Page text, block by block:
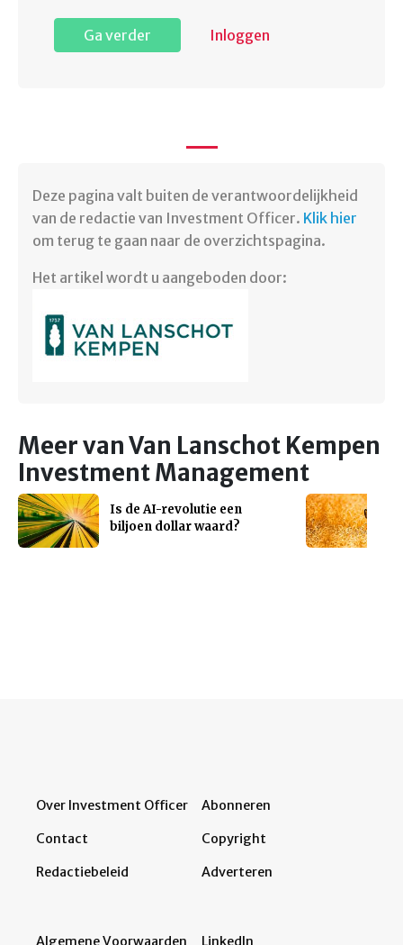
Ga verder Inloggen
Deze pagina valt buiten de verantwoordelijkheid
van de redactie van Investment Officer. Klik hier
om terug te gaan naar de overzichtspagina.
Het artikel wordt u aangeboden door:
Meer van Van Lanschot Kempen
Investment Management
Is de AI-revolutie een
biljoen dollar waard?
Over Investment Officer
Contact
Redactiebeleid
Abonneren
Copyright
Adverteren
Algemene Voorwaarden LinkedIn